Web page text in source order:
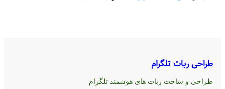
طراحی ربات تلگرام
طراحی و ساخت ربات های هوشمند تلگرام